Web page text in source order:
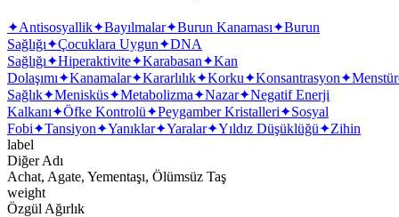
✦Antisosyallik✦Bayılmalar✦Burun Kanaması✦Burun
Sağlığı✦Çocuklara Uygun✦DNA
Sağlığı✦Hiperaktivite✦Karabasan✦Kan
Dolaşımı✦Kanamalar✦Kararlılık✦Korku✦Konsantrasyon✦
Sağlık✦Menisküs✦Metabolizma✦Nazar✦Negatif Enerji
Kalkanı✦Öfke Kontrolü✦Peygamber Kristalleri✦Sosyal
Fobi✦Tansiyon✦Yanıklar✦Yaralar✦Yıldız Düşüklüğü✦Zihin
label
Diğer Adı
Achat, Agate, Yementaşı, Ölümsüz Taş
weight
Özgül Ağırlık